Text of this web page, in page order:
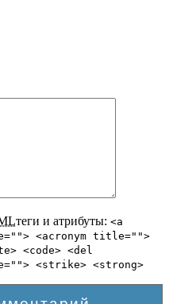
теги и атрибуты: <a
<acronym title="">
<code> <del
<strike> <strong>